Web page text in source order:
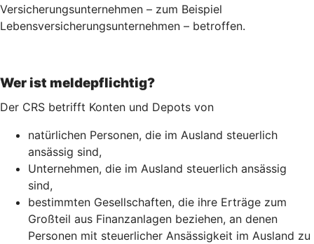
Versicherungsunternehmen – zum Beispiel
Lebensversicherungs­unternehmen – betroffen.
Wer ist meldepflichtig?
Der CRS betrifft Konten und Depots von
natürlichen Personen, die im Ausland steuerlich
ansässig sind,
Unternehmen, die im Ausland steuerlich ansässig
sind,
bestimmten Gesellschaften, die ihre Erträge zum
Großteil aus Finanzanlagen beziehen, an denen
Personen mit steuerlicher Ansässigkeit im Ausland zu